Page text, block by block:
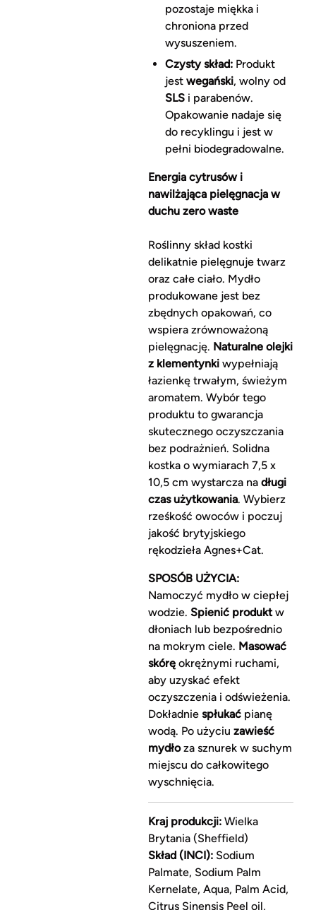
pozostaje miękka i
chroniona przed
wysuszeniem.
Czysty skład:Produkt
jest wegański, wolny od
SLSi parabenów.
Opakowanie nadaje się
do recyklingu i jest w
pełni biodegradowalne.
Energia cytrusów i
nawilżająca pielęgnacja w
duchu zero waste
Roślinny skład kostki
delikatnie pielęgnuje twarz
oraz całe ciało. Mydło
produkowane jest bez
zbędnych opakowań, co
wspiera zrównoważoną
pielęgnację. Naturalne olejki
z klementynki wypełniają
łazienkę trwałym, świeżym
aromatem. Wybór tego
produktu to gwarancja
skutecznego oczyszczania
bez podrażnień. Solidna
kostka o wymiarach 7,5 x
10,5 cm wystarcza na długi
czas użytkowania. Wybierz
rześkość owoców i poczuj
jakość brytyjskiego
rękodzieła Agnes+Cat.
SPOSÓB UŻYCIA:
Namoczyć mydło w ciepłej
wodzie. Spienić produktw
dłoniach lub bezpośrednio
na mokrym ciele. Masować
skóręokrężnymi ruchami,
aby uzyskać efekt
oczyszczenia i odświeżenia.
Dokładnie spłukaćpianę
wodą. Po użyciu zawieść
mydłoza sznurek w suchym
miejscu do całkowitego
wyschnięcia.
Kraj produkcji:Wielka
Brytania (Sheffield)
Skład (INCI):Sodium
Palmate, Sodium Palm
Kernelate, Aqua, Palm Acid,
Citrus Sinensis Peel oil,